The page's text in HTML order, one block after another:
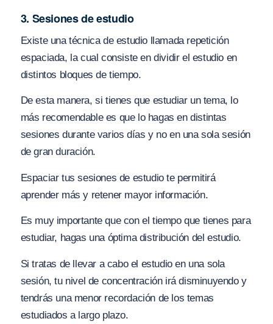
3. Sesiones de estudio
Existe una técnica de estudio llamada repetición
espaciada, la cual consiste en dividir el estudio en
distintos bloques de tiempo.
De esta manera, si tienes que estudiar un tema, lo
más recomendable es que lo hagas en distintas
sesiones durante varios días y no en una sola sesión
de gran duración.
Espaciar tus sesiones de estudio te permitirá
aprender más y retener mayor información.
Es muy importante que con el tiempo que tienes para
estudiar, hagas una óptima distribución del estudio.
Si tratas de llevar a cabo el estudio en una sola
sesión, tu nivel de concentración irá disminuyendo y
tendrás una menor recordación de los temas
estudiados a largo plazo.